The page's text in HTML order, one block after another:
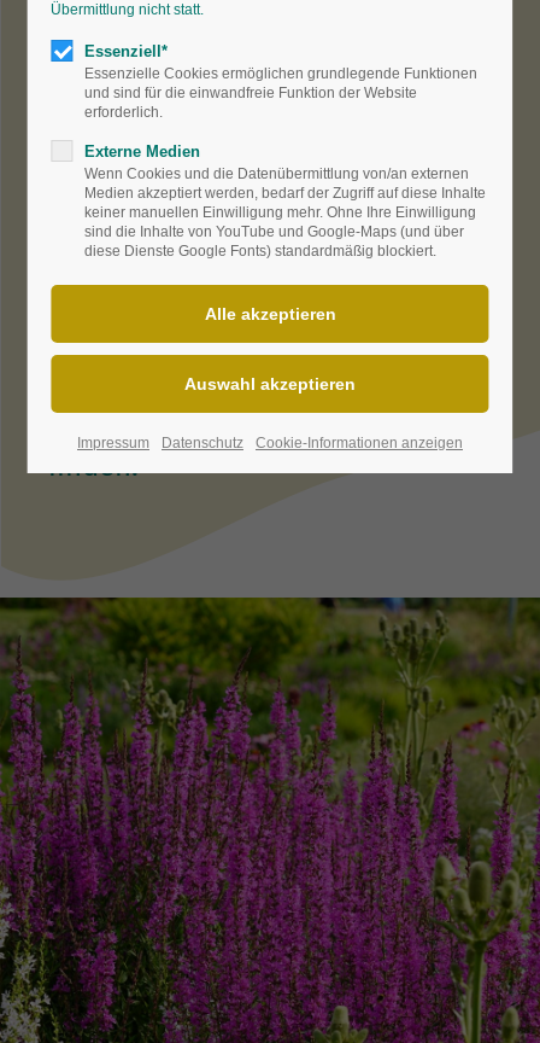
Bund deutscher
Staudengärtnerstellt seit 2001
eine Gattung als Staude des
Jahres vor, um auf die Vielfalt
aufmerksam zu machen. Wer sich
genauer über die einzelnen
Sorten informieren möchte, kann
seinen Staudengärtner fragen.
Unter
sind aber auch einige Sortimente
von Experten detalliert
beschrieben und bewertet
worden. Auch hier sind Schätze zu
finden.
Übermittlung nicht statt.
Essenziell*
Essenzielle Cookies ermöglichen grundlegende Funktionen
und sind für die einwandfreie Funktion der Website
erforderlich.
Externe Medien
Wenn Cookies und die Datenübermittlung von/an externen
Medien akzeptiert werden, bedarf der Zugriff auf diese Inhalte
keiner manuellen Einwilligung mehr. Ohne Ihre Einwilligung
sind die Inhalte von YouTube und Google-Maps (und über
diese Dienste Google Fonts) standardmäßig blockiert.
Impressum Datenschutz Cookie-Informationen anzeigen